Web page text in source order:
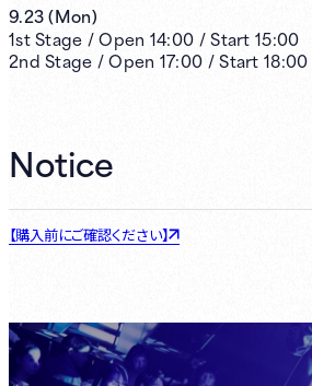
9.23(Mon)
1stStage /Open 14:00 /Start 15:00
2nd Stage /Open 17:00 /Start 18:00
Notice
【購入前にご確認ください】